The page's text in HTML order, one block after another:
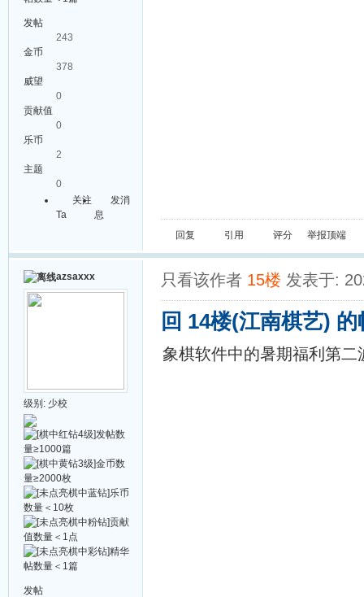
发帖
243
金币
378
威望
0
贡献值
0
乐币
2
主题
0
关注
Ta
发消
息
回复
引用 评分 举报顶端
azsaxxx
级别: 少校
发帖
只看该作者 15楼 发表于:
回 14楼(江南棋艺) 的
象棋软件中的暑期福利第